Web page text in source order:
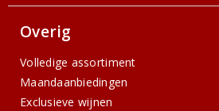
Overig
Volledige assortiment
Maandaanbiedingen
Exclusieve wijnen